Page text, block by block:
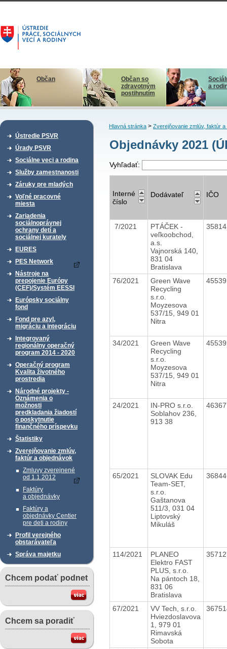
Občan
Občan so
zdravotným
postihnutím
a
Ústredie PSVR
Úrady PSVR
Sociálne veci a rodina
Služby zamestnanosti
Záruky pre mladých
Voľné pracovné
miesta
Zariadenia
sociálnoprávnej
ochrany detí a
sociálnej kurately
EURES
PES Network
Nástroje na
prepojenie Európy
(CEF)/Systém EESSI
Európsky sociálny
fond
Fond pre azyl,
migráciu a integráciu
Integrovaný
regionálny operačný
program 2014 - 2020
Operačný program
Kvalita životného
prostredia
Národné projekty -
Oznámenia o
možnosti
predkladania žiadostí
o poskytnutie
finančného príspevku
Štatistiky
Zverejňovanie zmlúv,
faktúr a objednávok
Zmluvy zverejnené
od 1.1.2012
Faktúry
a objednávky
Faktúry a
objednávky Centier
pre deti a rodiny
Profil verejného
obstarávateľa
Správa majetku
Chcem podať podnet
Chcem sa poradiť
Hlavná stránka> Zverejňovanie zmlúv, faktúr a
Objednávky 2021
Vyhľadať:
Interné
číslo
Dodávateľ IČO
7/2021
PTÁČEK -
veľkoobchod,
a.s.
Vajnorská 140,
831 04
Bratislava
76/2021
Green Wave
Recycling
s.r.o.
Moyzesova
537/15, 949 01
Nitra
34/2021
Green Wave
Recycling
s.r.o.
Moyzesova
537/15, 949 01
Nitra
24/2021
IN-PRO s.r.o.
Soblahov 236,
913 38
65/2021
SLOVAK Edu
Team-SET,
s.r.o.
Gaštanova
511/3, 031 04
Liptovský
Mikuláš
114/2021
PLANEO
Elektro FAST
PLUS, s.r.o.
Na pántoch 18,
831 06
Bratislava
67/2021
VV Tech, s.r.o.
Hviezdoslavova
1, 979 01
Rimavská
Sobota